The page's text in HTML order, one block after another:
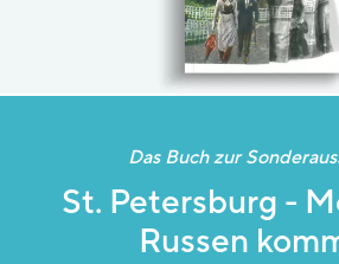
Das Buch zur
St. Petersburg -
Russen